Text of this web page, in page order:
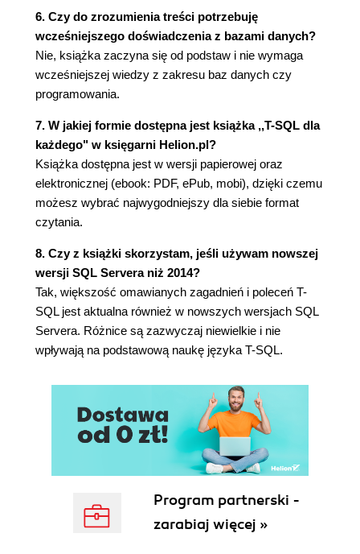
Wstęp do języka T-SQL (87)
Pobieranie danych za pomocą instrukcji SELECT
(88)
Klauzula FROM (89)
Klauzula WHERE (90)
Podsumowanie (99)
Pytania i odpowiedzi (99)
Warsztat (100)
Zadanie (100)
Godzina 7. Instrukcja SELECT - techniki
Słowo kluczowe DISTINCT (101)
Klauzula FOR XML (103)
Klauzula GROUP BY (105)
Funkcje agregujące (106)
Klauzula HAVING (113)
Ograniczanie liczby rekordów (114)
Warsztat (115)
Zadanie (116)
Godzina 8. Tworzenie instrukcji łączących dane z
Typy złączeń (117)
6. Czy do zrozumienia treści potrzebuję
wcześniejszego doświadczenia z bazami danych?
Nie, książka zaczyna się od podstaw i nie wymaga
wcześniejszej wiedzy z zakresu baz danych czy
programowania.
7. W jakiej formie dostępna jest książka ,,T-SQL dla
każdego" w księgarni Helion.pl?
Książka dostępna jest w wersji papierowej oraz
elektronicznej (ebook: PDF, ePub, mobi), dzięki czemu
możesz wybrać najwygodniejszy dla siebie format
czytania.
8. Czy z książki skorzystam, jeśli używam nowszej
wersji SQL Servera niż 2014?
Tak, większość omawianych zagadnień i poleceń T-
SQL jest aktualna również w nowszych wersjach SQL
Servera. Różnice są zazwyczaj niewielkie i nie
wpływają na podstawową naukę języka T-SQL.
Program partnerski -
zarabiaj więcej »